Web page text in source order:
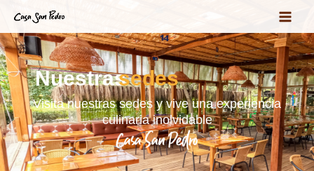
contenido
Nuestrassedes
Visita nuestras sedes y vive una experiencia
culinaria inolvidable